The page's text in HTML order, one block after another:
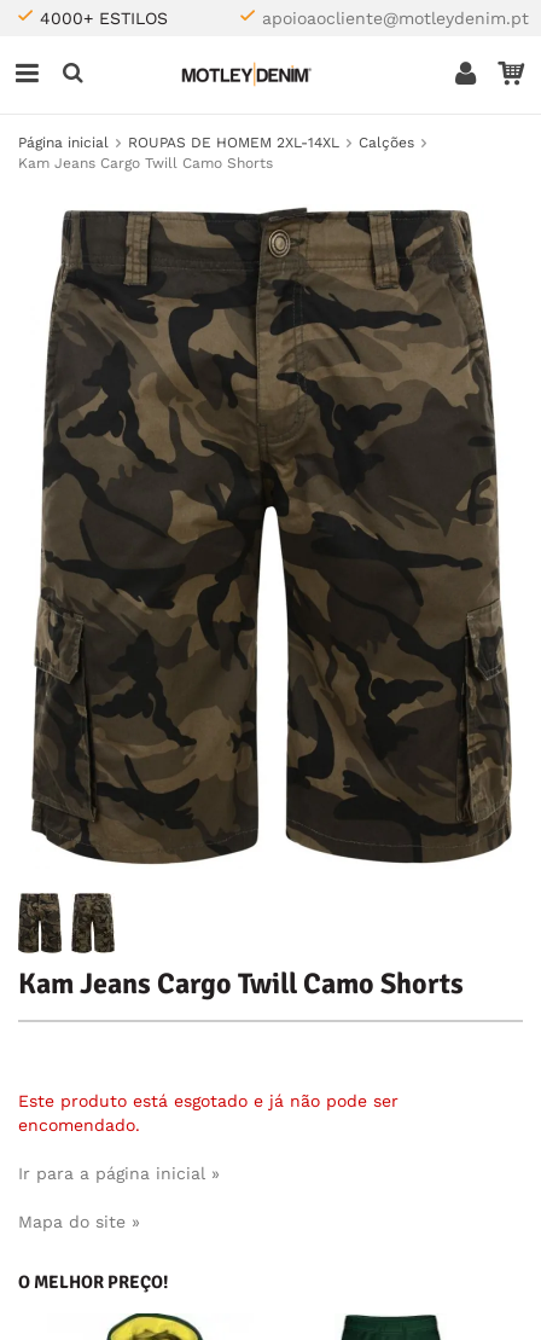
4000+ ESTILOS apoioaocliente@motleydenim.pt
Página inicial ROUPAS DE HOMEM 2XL-14XL
Calções
Kam Jeans Cargo Twill Camo Shorts
Kam Jeans Cargo Twill Camo Shorts
Este produto está esgotado e já não pode ser
encomendado.
Ir para a página inicial »
Mapa do site »
O MELHOR PREÇO!